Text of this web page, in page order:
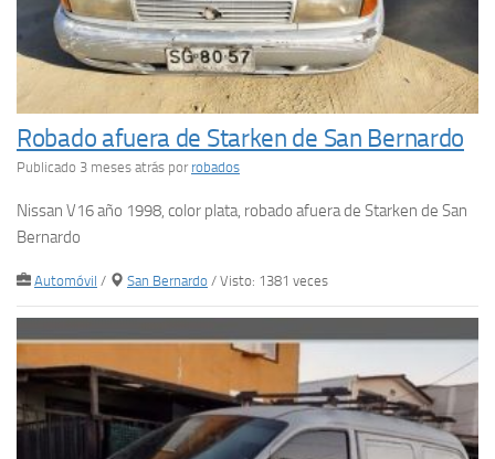
Robado afuera de Starken de San Bernardo
Publicado 3 meses atrás por robados
Nissan V16 año 1998, color plata, robado afuera de Starken de San
Bernardo
Automóvil / San Bernardo / Visto: 1381 veces